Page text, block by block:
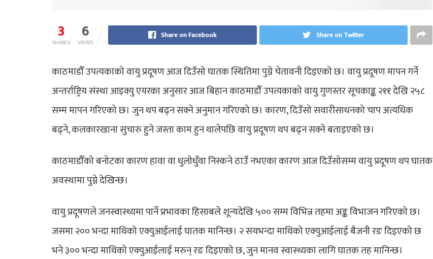
3
SHARES 6
VIEWS
Share on Facebook Share on Twitter
काठमाडौँ उपत्यकाको वायु प्रदूषण आज दिउँसो घातक स्थितिमा पुग्ने चेतावनी दिइएको छ। वायु प्रदूषण मापन गर्ने
अन्तर्राष्ट्रिय संस्था आइक्यु एयरका अनुसार आज बिहान काठमाडौँ उपत्यकाको वायु गुणस्तर सूचकाङ्क २११ देखि २५८
सम्म मापन गरिएको छ। जुन थप बढ्न सक्ने अनुमान गरिएको छ। कारण, दिउँसो सवारीसाधनको चाप अत्यधिक
बढ्ने, कलकारखाना सुचारु हुने जस्ता काम हुन थालेपछि वायु प्रदूषण थप बढ्न सक्ने बताइएको छ।
काठमाडौँको बनोटका कारण हावा वा धुलोधुँवा निस्कने ठाउँ नभएका कारण आज दिउँसोसम्म वायु प्रदूषण थप घातक
अवस्थामा पुग्ने देखिन्छ।
वायु प्रदूषणले जनस्वास्थ्यमा पार्ने प्रभावका हिसाबले शून्यदेखि ५०० सम्म विभिन्न तहमा अङ्क विभाजन गरिएको छ।
जसमा २०० भन्दा माथिको एक्युआईलाई घातक मानिन्छ। २ सयभन्दा माथिको एक्युआईलाई बैजनी रङ दिइएको छ
भने ३०० भन्दा माथिको एक्युआईलाई मरुन् रङ दिइएको छ, जुन मानव स्वास्थ्यका लागि घातक तह मानिन्छ।